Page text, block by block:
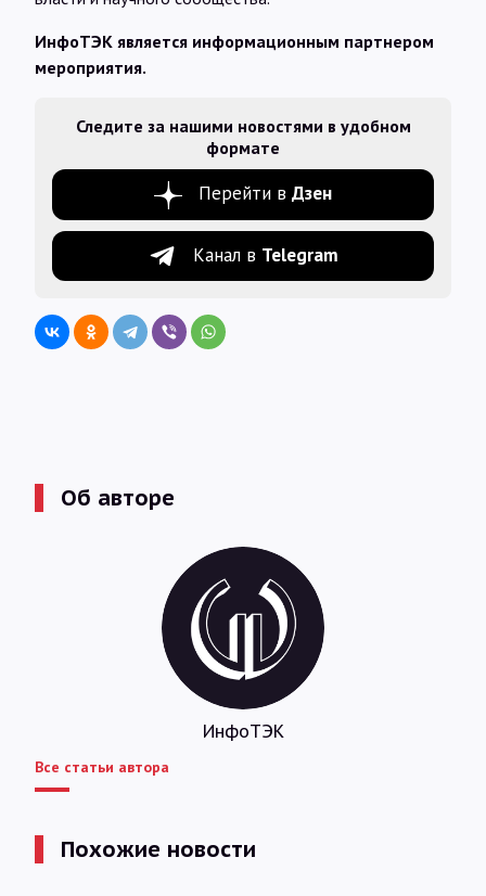
ИнфоТЭК является информационным партнером
мероприятия.
Следите за нашими новостями в удобном
формате
Перейти в Дзен
Канал в Telegram
Об авторе
ИнфоТЭК
Все статьи автора
Похожие новости